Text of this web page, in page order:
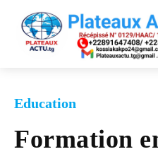
Education
Formation